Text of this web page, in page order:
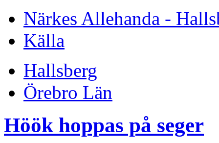
Närkes Allehanda -
Källa
Hallsberg
Örebro Län
Höök hoppas på seger